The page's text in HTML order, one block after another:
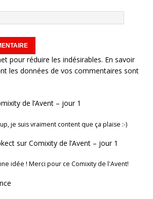
pour réduire les indésirables. En savoir
les données de vos commentaires sont
de l’Avent – jour 1
je suis vraiment content que ça plaise :-)
surComixity de l’Avent – jour 1
idée ! Merci pour ce Comixity de l'Avent!